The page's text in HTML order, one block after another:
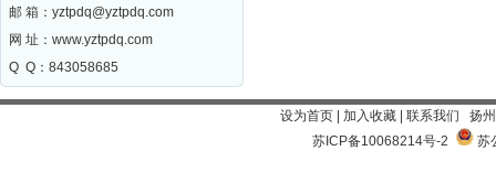
邮 箱： yztpdq@yztpdq.com
网 址： www.yztpdq.com
Q Q：843058685
设为首页 加入收藏 联系我们 扬
苏ICP备10068214号-2
苏